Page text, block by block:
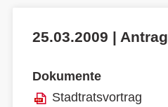
25.03.2009 |
Dokumente
Stadtratsvortrag